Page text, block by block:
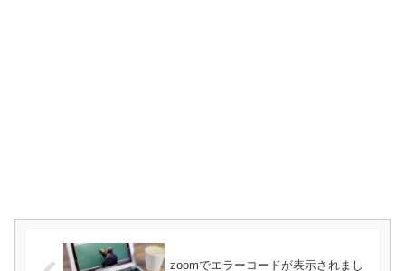
zoomでエラーコードが表示されまし